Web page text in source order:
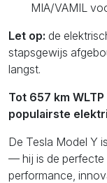
MIA/VAMIL
Let op: de
stapsgewijs
langst.
Tot 657 km
populairste
De Tesla Model Y
— hij is de perfecte
performance,